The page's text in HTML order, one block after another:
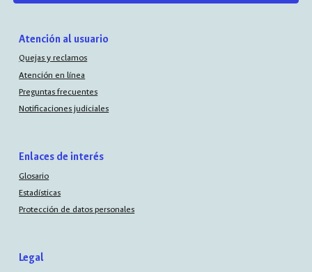
Atención al usuario
Quejas y reclamos
Atención en línea
Preguntas frecuentes
Notificaciones judiciales
Enlaces de interés
Glosario
Estadísticas
Protección de datos personales
Legal